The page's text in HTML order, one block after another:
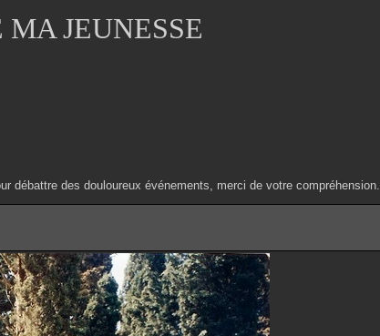
JEUNESSE
débattre des douloureux événements, merci de votre compréhension.